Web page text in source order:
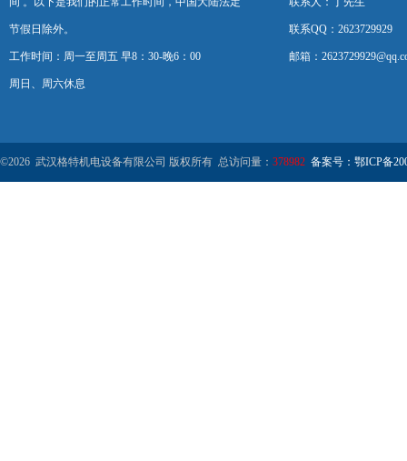
节假日除外。
工作时间：周一至周五 早8：30-晚6：00
周日、周六休息
联系QQ：2623729929
邮箱：
©2026 武汉格特机电设备有限公司 版权所有 总访问量： 378982 备案号：鄂ICP备